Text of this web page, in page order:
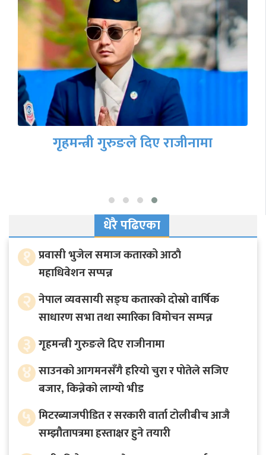
गृहमन्त्री गुरुङले दिए राजीनामा
धेरै पढिएका
१ प्रवासी भुजेल समाज कतारको आठाै
महाधिवेशन सप्पन्न
२ नेपाल व्यवसायी सङ्घ कतारको दोस्रो वार्षिक
साधारण सभा तथा स्मारिका विमोचन सम्पन्न
३ गृहमन्त्री गुरुङले दिए राजीनामा
४ साउनको आगमनसँगै हरियो चुरा र पोतेले सजिए
बजार, किन्नेको लाग्यो भीड
५ मिटरब्याजपीडित र सरकारी वार्ता टोलीबीच आजै
सम्झौतापत्रमा हस्ताक्षर हुने तयारी